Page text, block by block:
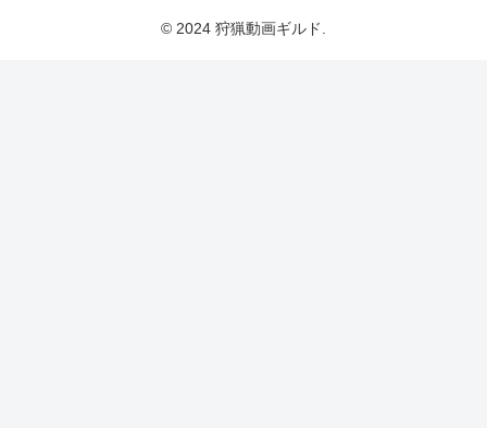
© 2024 狩猟動画ギルド.